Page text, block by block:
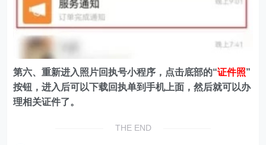
第六、重新进入照片回执号小程序，点击底部的“证件照”
按钮，进入后可以下载回执单到手机上面，然后就可以办
理相关证件了。
THE END